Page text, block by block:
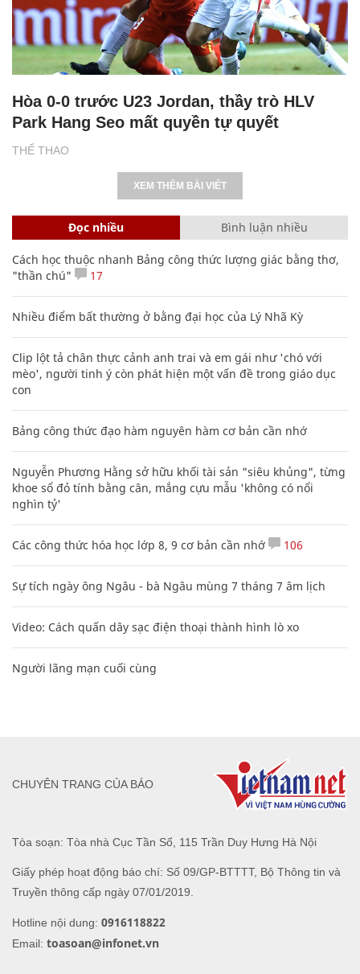
THỂ THAO
Hòa 0-0 trước U23 Jordan, thầy trò HLV
Park Hang Seo mất quyền tự quyết
XEM THÊM BÀI VIẾT
Đọc nhiều Bình luận nhiều
Cách học thuộc nhanh Bảng công thức lượng giác bằng thơ,
"thần chú"
17
Nhiều điểm bất thường ở bằng đại học của Lý Nhã Kỳ
Clip lột tả chân thực cảnh anh trai và em gái như 'chó với
mèo', người tinh ý còn phát hiện một vấn đề trong giáo dục
con
Bảng công thức đạo hàm nguyên hàm cơ bản cần nhớ
Nguyễn Phương Hằng sở hữu khối tài sản "siêu khủng", từng
khoe sổ đỏ tính bằng cân, mắng cựu mẫu 'không có nổi
nghìn tỷ'
Các công thức hóa học lớp 8, 9 cơ bản cần nhớ 106
Sự tích ngày ông Ngâu - bà Ngâu mùng 7 tháng 7 âm lịch
Video: Cách quấn dây sạc điện thoại thành hình lò xo
Người lãng mạn cuối cùng
Tòa soạn: Tòa nhà Cục Tần Số, 115 Trần Duy Hưng Hà Nội
Giấy phép hoạt động báo chí: Số 09/GP-BTTTT, Bộ Thông tin và
Truyền thông cấp ngày 07/01/2019.
Hotline nội dung: 0916118822
Email: toasoan@infonet.vn
CHUYÊN TRANG CỦA BÁO